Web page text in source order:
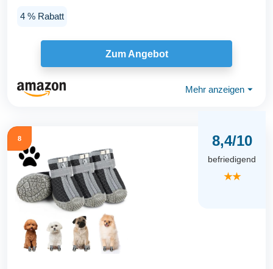
4 % Rabatt
Zum Angebot
Mehr anzeigen ⏷
8 8,4/10
befriedigend
★★